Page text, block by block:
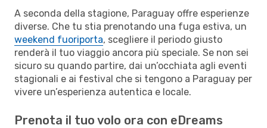
A seconda della stagione, Paraguay offre esperienze
diverse. Che tu stia prenotando una fuga estiva, un
weekend fuoriporta, scegliere il periodo giusto
renderà il tuo viaggio ancora più speciale. Se non sei
sicuro su quando partire, dai un’occhiata agli eventi
stagionali e ai festival che si tengono a Paraguay per
vivere un’esperienza autentica e locale.
Prenota il tuo volo ora con eDreams